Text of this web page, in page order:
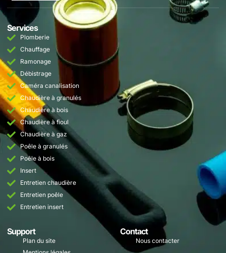
Services
Plomberie
Chauffage
Ramonage
Débistrage
Caméra canalisation
Chaudière à granulés
Chaudière à bois
Chaudière à fioul
Chaudière à gaz
Poêle à granulés
Poêle à bois
Insert
Entretien chaudière
Entretien poêle
Entretien insert
Support
Plan du site
Contact
Nous contacter